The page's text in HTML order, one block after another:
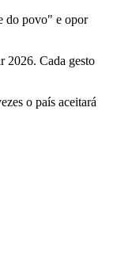
do povo" e opor
2026. Cada gesto
o país aceitará